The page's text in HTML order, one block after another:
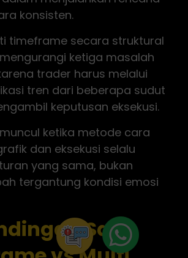
konsisten.
timeframe secara struktural
ketiga masalah
trader harus melalui
tren dari beberapa sudut
keputusan eksekusi.
ketika metode cara
dan eksekusi selalu
yang sama, bukan
tergantung kondisi emosi
Satu